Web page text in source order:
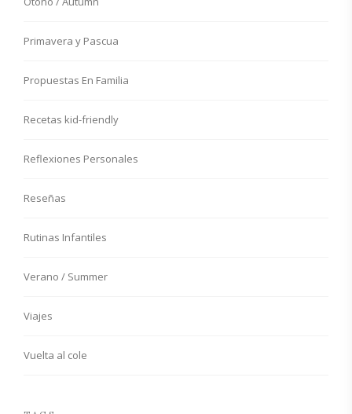
Primavera y Pascua
Propuestas En Familia
Recetas kid-friendly
Reflexiones Personales
Reseñas
Rutinas Infantiles
Verano / Summer
Viajes
Vuelta al cole